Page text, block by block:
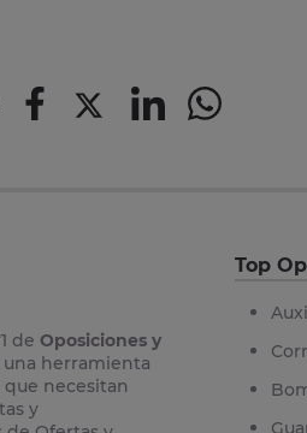
de Oposiciones y
una herramienta
necesitan
y
Top